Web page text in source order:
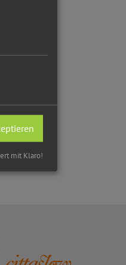
mit Klaro!